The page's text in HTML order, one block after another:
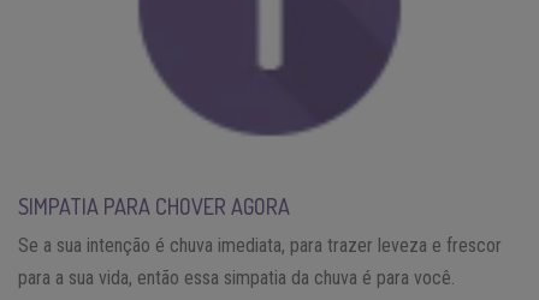
SIMPATIA PARA CHOVER AGORA
Se a sua intenção é chuva imediata, para trazer leveza e frescor
para a sua vida, então essa simpatia da chuva é para você.